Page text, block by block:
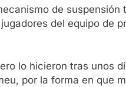
de suspensión
del equipo de
lo hicieron tras unos
por la forma en que